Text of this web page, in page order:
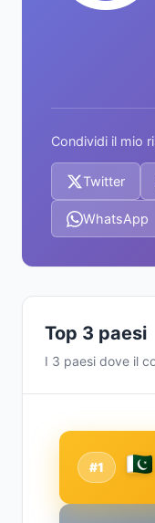
Condividi il mio
Twitter
WhatsApp
Top 3 paesi
I 3 paesi dove il
#1